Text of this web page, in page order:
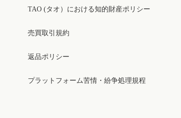
TAO (タオ）における知的財産ポリシー
売買取引規約
返品ポリシー
プラットフォーム苦情・紛争処理規程